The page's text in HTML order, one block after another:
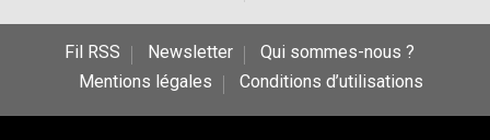
Fil RSS Newsletter
Qui sommes-nous ?
Mentions légales
Conditions d’utilisations